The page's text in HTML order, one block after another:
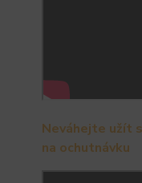
Neváhejte užít
na ochutnávku